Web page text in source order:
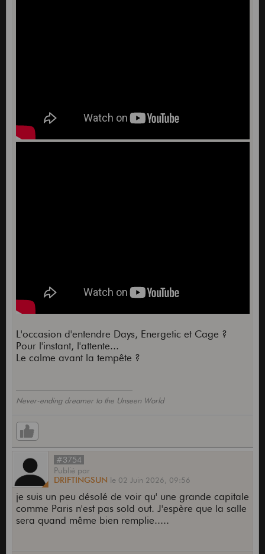
L'occasion d'entendre Days, Energetic et Cage ?
Pour l'instant, l'attente...
Le calme avant la tempête ?
Never-ending dreamer to the Unseen World
#3754
Publié par
DRIFTINGSUN le 02 Juin 2026, 09:56
je suis un peu désolé de voir qu' une grande capitale
comme Paris n'est pas sold out. J'espère que la salle
sera quand même bien remplie.....